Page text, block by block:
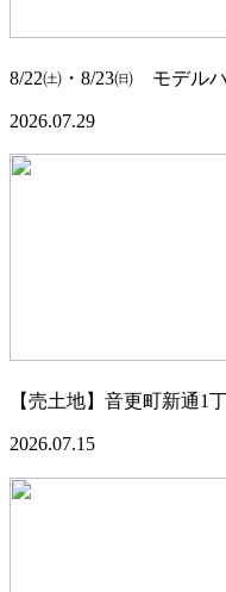
8/22㈯・8/23㈰ モデル
2026.07.29
【売土地】音更町新通1
2026.07.15